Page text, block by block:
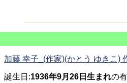
加藤 幸子_(作家)(かとう ゆきこ)
誕生日:1936年9月26日生まれの